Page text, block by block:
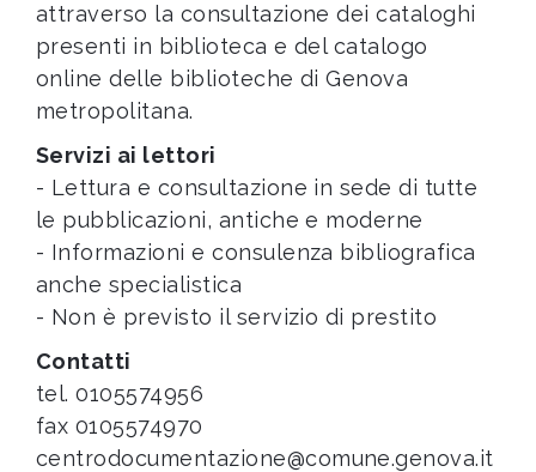
attraverso la consultazione dei cataloghi
presenti in biblioteca e del catalogo
online delle biblioteche di Genova
metropolitana.
Servizi ai lettori
- Lettura e consultazione in sede di tutte
le pubblicazioni, antiche e moderne
- Informazioni e consulenza bibliografica
anche specialistica
- Non è previsto il servizio di prestito
Contatti
tel. 0105574956
fax 0105574970
centrodocumentazione@comune.genova.it